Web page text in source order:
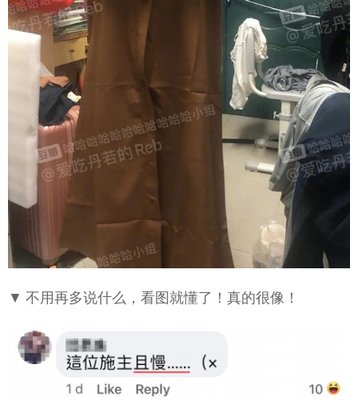
▼ 不用再多说什么，看图就懂了！真的很像！